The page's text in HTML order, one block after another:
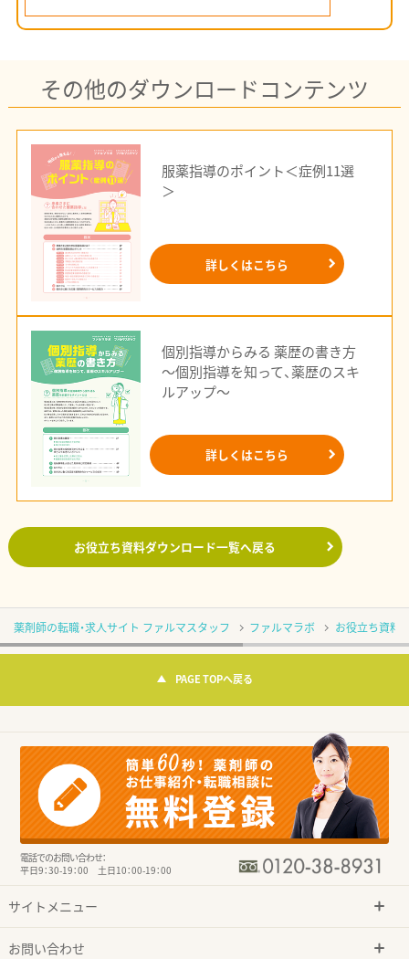
その他のダウンロードコンテンツ
服薬指導のポイント＜症例11選
＞
詳しくはこちら
個別指導からみる 薬歴の書き方
～個別指導を知って、薬歴のスキ
ルアップ～
詳しくはこちら
お役立ち資料ダウンロード一覧へ戻る
薬剤師の転職・求人サイト ファルマスタッフ ファルマラボ お役立ち資料
PAGE TOPへ戻る
電話でのお問い合わせ：
平日9：30-19：00 土日10：00-19：00
サイトメニュー
お問い合わせ